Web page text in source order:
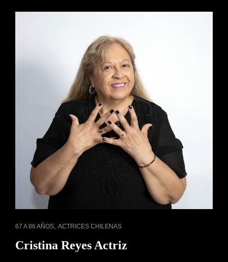
ENLACES
67 A 86 AÑOS, ACTRICES CHILENAS
Cristina Reyes Actriz